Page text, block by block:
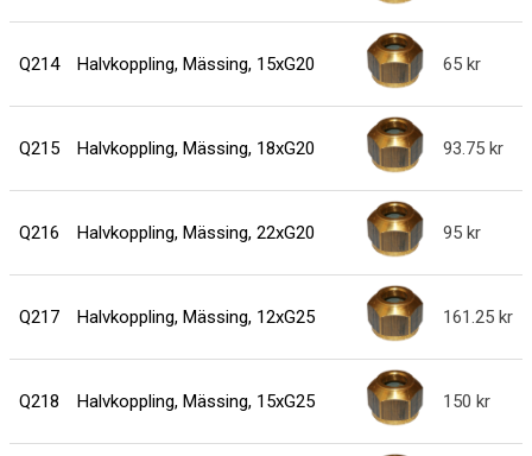
Q214 Halvkoppling, Mässing, 15xG20 65
Q215 Halvkoppling, Mässing, 18xG20 93.75
Q216 Halvkoppling, Mässing, 22xG20 95
Q217 Halvkoppling, Mässing, 12xG25 161.25
Q218 Halvkoppling, Mässing, 15xG25 150